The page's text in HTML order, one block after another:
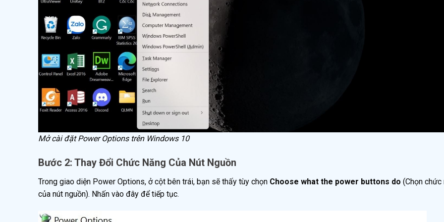
Mở cài đặt Power Options trên Windows 10
Bước 2: Thay Đổi Chức Năng Của Nút Nguồn
Trong giao diện Power Options, ở cột bên trái, bạn sẽ thấy tùy chọn Choose what the power buttons do (Chọn chức
của nút nguồn). Nhấn vào đây để tiếp tục.